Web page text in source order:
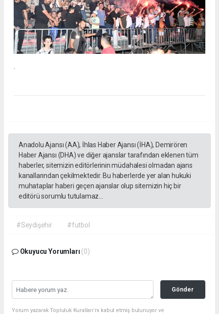
Anadolu Ajansı (AA), İhlas Haber Ajansı (İHA), Demirören
Haber Ajansı (DHA) ve diğer ajanslar tarafından eklenen tüm
haberler, sitemizin editörlerinin müdahalesi olmadan ajans
kanallarından çekilmektedir. Bu haberlerde yer alan hukuki
muhataplar haberi geçen ajanslar olup sitemizin hiç bir
editörü sorumlu tutulamaz...
#Seydişehir #futbol
Okuyucu Yorumları (0)
Gönder
Yorum yazarak Topluluk Kuralları’nı kabul etmiş bulunuyor ve